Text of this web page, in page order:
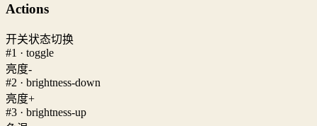
Actions
开关状态切换
#1 · toggle
亮度-
#2 · brightness-down
亮度+
#3 · brightness-up